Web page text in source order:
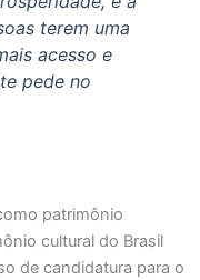
terem uma
acesso e
pede no
patrimônio
cultural do Brasil
de candidatura para o